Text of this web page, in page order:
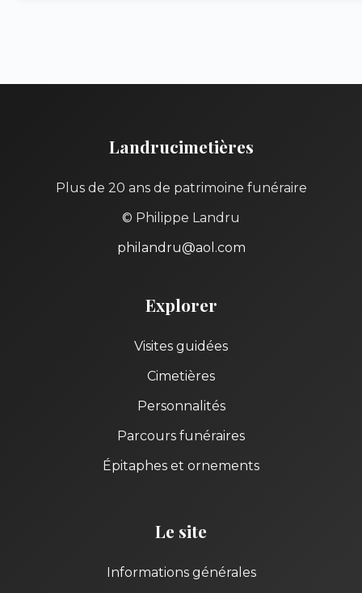
Landrucimetières
Plus de 20 ans de patrimoine funéraire
© Philippe Landru
philandru@aol.com
Explorer
Visites guidées
Cimetières
Personnalités
Parcours funéraires
Épitaphes et ornements
Le site
Informations générales